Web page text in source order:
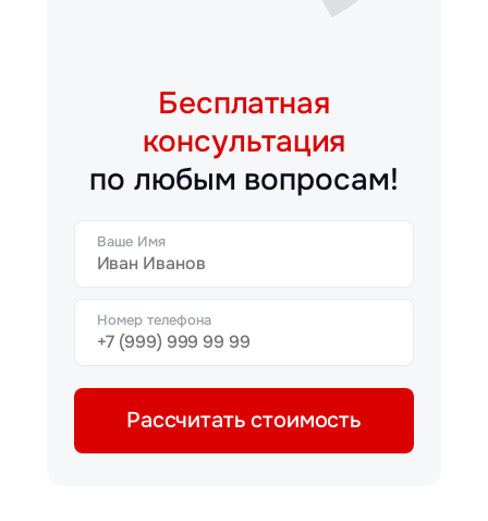
Бесплатная
консультация
по любым вопросам!
Ваше Имя
Номер телефона
Рассчитать стоимость